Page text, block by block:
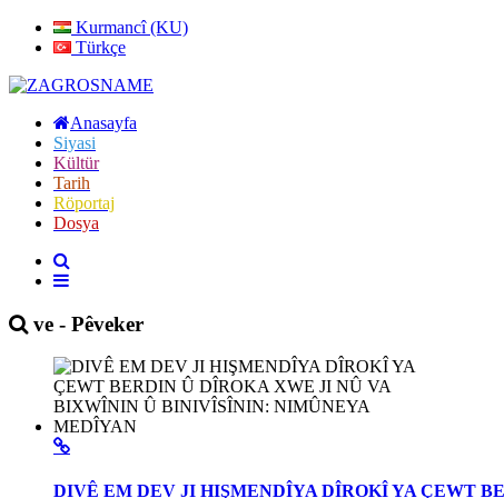
Kurmancî (KU)
Türkçe
Anasayfa
Siyasi
Kültür
Tarih
Röportaj
Dosya
ve - Pêveker
DIVÊ EM DEV JI HIŞMENDÎYA DÎROKÎ YA ÇEWT